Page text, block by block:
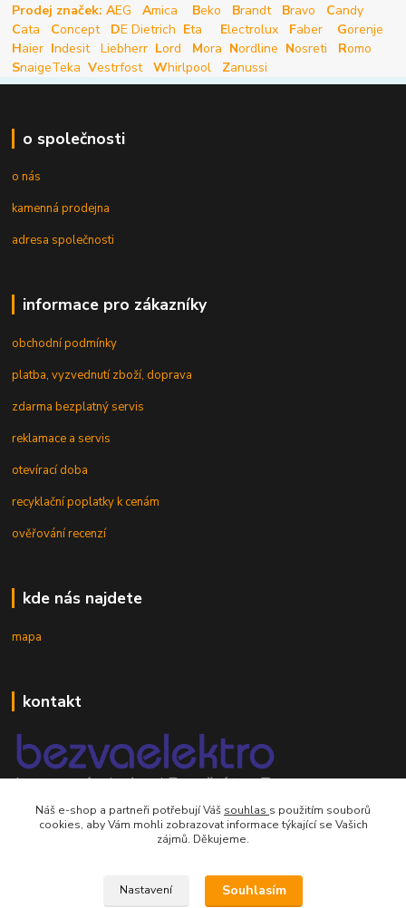
Prodej značek: AEG Amica Beko Brandt Bravo Candy
Cata Concept DE Dietrich Eta Electrolux Faber Gorenje
Haier Indesit Liebherr Lord Mora Nordline Nosreti Romo
SnaigeTeka Vestrfost Whirlpool Zanussi
o společnosti
o nás
kamenná prodejna
adresa společnosti
informace pro zákazníky
obchodní podmínky
platba, vyzvednutí zboží, doprava
zdarma bezplatný servis
reklamace a servis
otevírací doba
recyklační poplatky k cenám
ověřování recenzí
kde nás najdete
mapa
kontakt
mobil 605 268 512
Náš e-shop a partneři potřebují Váš souhlas s použitím souborů
cookies, aby Vám mohli zobrazovat informace týkající se Vašich
zájmů. Děkujeme.
Nastavení Souhlasím